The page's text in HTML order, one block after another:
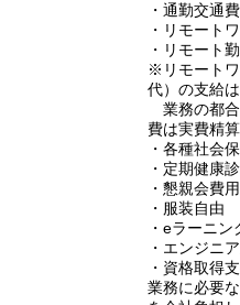
・通勤交通
・リモート
・リモート
※リモート
代）の支給
業務の都合
費は実費精
・各種社会
・定期健康
・懇親会費
・服装自由
・eラーニン
・エンジニ
・資格取得
業務に必要